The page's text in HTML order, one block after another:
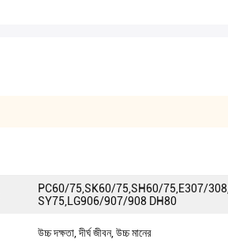
PC60/75,SK60/75,SH60/75,E307/308,
SY75,LG906/907/908 DH80
উচ্চ দক্ষতা, দীর্ঘ জীবন, উচ্চ মানের